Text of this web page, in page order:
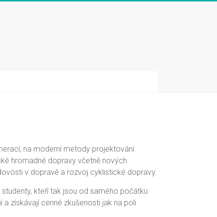
na moderní metody projektování
hromadné dopravy včetně nových
v dopravě a rozvoj cyklistické dopravy.
kteří tak jsou od samého počátku
získávají cenné zkušenosti jak na poli